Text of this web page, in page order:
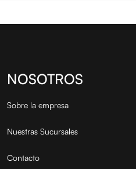
NOSOTROS
Sobre la empresa
Nuestras Sucursales
Contacto